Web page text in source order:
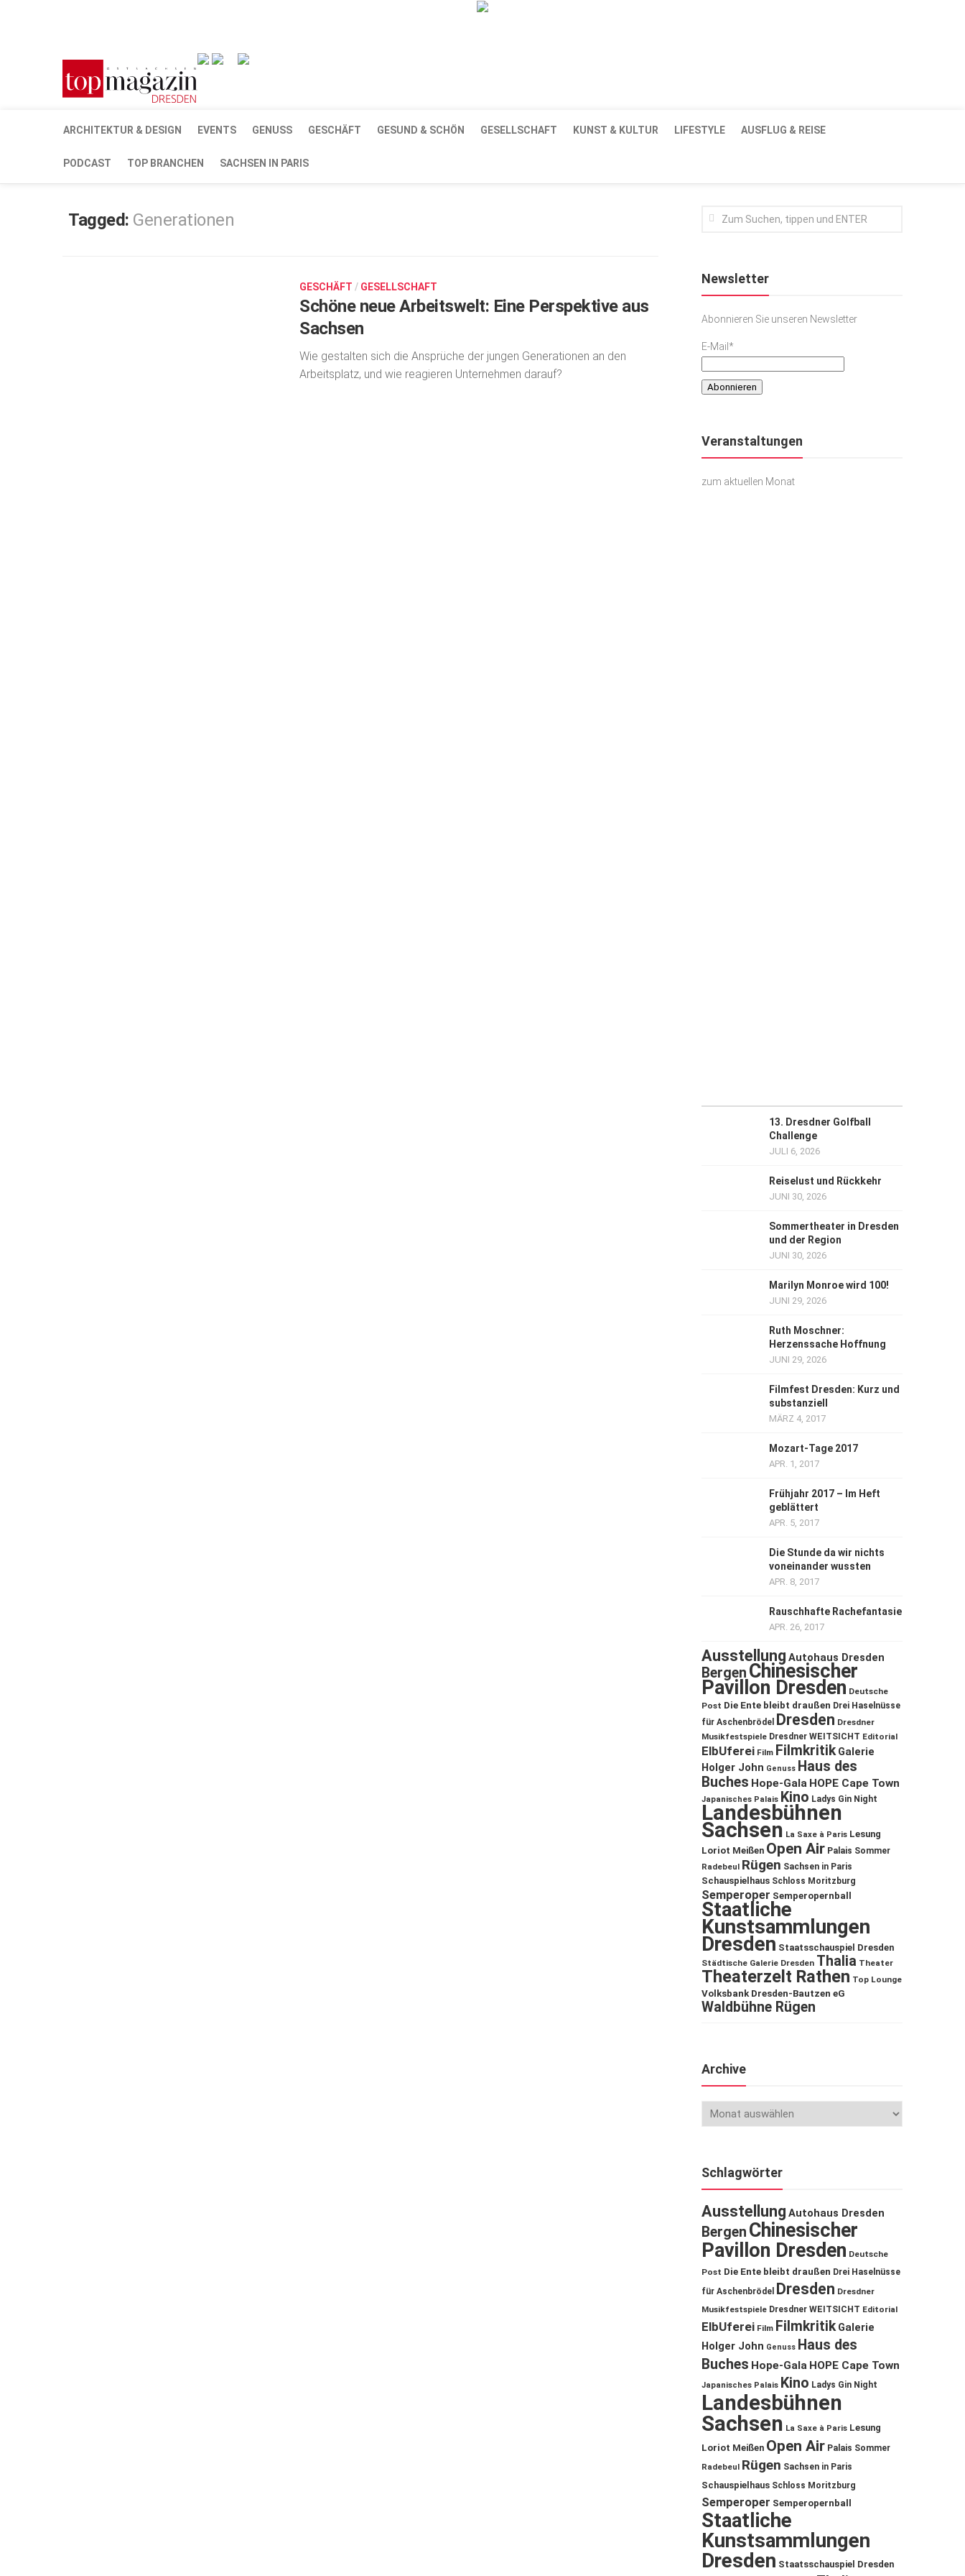
ARCHITEKTUR & DESIGN EVENTS GENUSS GESCHÄFT GESUND & SCHÖN GESELLSCHAFT KUNST & KULTUR LIFESTYLE AUSFLUG & REISE
PODCAST TOP BRANCHEN SACHSEN IN PARIS
Tagged: Generationen
GESCHÄFT / GESELLSCHAFT
Schöne neue Arbeitswelt: Eine Perspektive aus
Sachsen
Wie gestalten sich die Ansprüche der jungen Genera­tionen an den
Arbeitsplatz, und wie reagieren Unter­neh­men darauf?
Newsletter
Abonnieren Sie unseren Newsletter
E-Mail*
Veranstaltungen
zum aktuellen Monat
13. Dresdner Golfball
Challenge
JULI 6, 2026
Reiselust und Rückkehr
JUNI 30, 2026
Sommertheater in Dresden
und der Region
JUNI 30, 2026
Marilyn Monroe wird 100!
JUNI 29, 2026
Ruth Moschner:
Herzenssache Hoffnung
JUNI 29, 2026
Filmfest Dresden: Kurz und
substanziell
MÄRZ 4, 2017
Mozart-Tage 2017
APR. 1, 2017
Frühjahr 2017 – Im Heft
geblättert
APR. 5, 2017
Die Stunde da wir nichts
voneinander wussten
APR. 8, 2017
Rauschhafte Rachefantasie
APR. 26, 2017
Ausstellung Autohaus Dresden
Bergen Chinesischer
Pavillon Dresden Deutsche
Post Die Ente bleibt draußen Drei Haselnüsse
für Aschenbrödel
Dresden Dresdner
Musikfestspiele Dresdner WEITSICHT Editorial
ElbUferei Film Filmkritik Galerie
Holger John Genuss Haus des
Buches Hope-Gala HOPE Cape Town
Japanisches Palais Kino Ladys Gin Night
Landesbühnen
Sachsen La Saxe à Paris Lesung
Loriot Meißen Open Air Palais Sommer
Radebeul Rügen Sachsen in Paris
Schauspielhaus Schloss Moritzburg
Semperoper Semperopernball
Staatliche
Kunstsammlungen
Dresden Staatsschauspiel Dresden
Städtische Galerie Dresden Thalia Theater
Theaterzelt Rathen Top Lounge
Volksbank Dresden-Bautzen eG
Waldbühne Rügen
Archive
Schlagwörter
Ausstellung Autohaus Dresden
Bergen Chinesischer
Pavillon Dresden Deutsche
Post Die Ente bleibt draußen Drei Haselnüsse
für Aschenbrödel
Dresden Dresdner
Musikfestspiele Dresdner WEITSICHT Editorial
ElbUferei Film Filmkritik Galerie
Holger John Genuss Haus des
Buches Hope-Gala HOPE Cape Town
Japanisches Palais Kino Ladys Gin Night
Landesbühnen
Sachsen La Saxe à Paris Lesung
Loriot Meißen Open Air Palais Sommer
Radebeul Rügen Sachsen in Paris
Schauspielhaus Schloss Moritzburg
Semperoper Semperopernball
Staatliche
Kunstsammlungen
Dresden Staatsschauspiel Dresden